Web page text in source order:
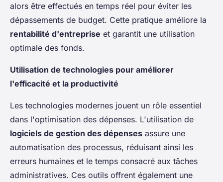
alors être effectués en temps réel pour éviter les
dépassements de budget. Cette pratique améliore la
rentabilité d'entreprise et garantit une utilisation
optimale des fonds.
Utilisation de technologies pour améliorer
l'efficacité et la productivité
Les technologies modernes jouent un rôle essentiel
dans l'optimisation des dépenses. L'utilisation de
logiciels de gestion des dépenses assure une
automatisation des processus, réduisant ainsi les
erreurs humaines et le temps consacré aux tâches
administratives. Ces outils offrent également une